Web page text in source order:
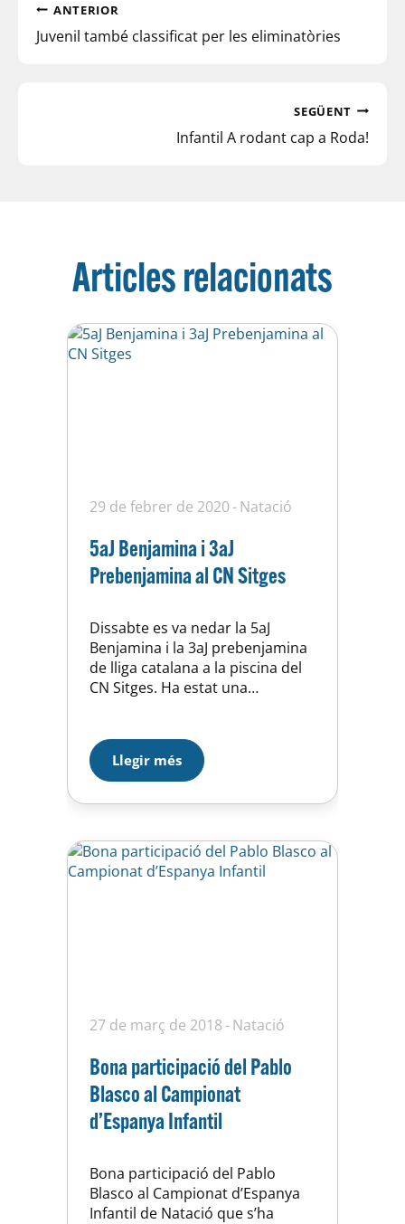
ANTERIOR
Juvenil també classificat per les eliminatòries
SEGÜENT
Infantil A rodant cap a Roda!
Articles relacionats
29 de febrer de 2020 Natació
5aJ Benjamina i 3aJ
Prebenjamina al CN Sitges
Dissabte es va nedar la 5aJ
Benjamina i la 3aJ prebenjamina
de lliga catalana a la piscina del
CN Sitges. Ha estat una
nosaltres i el club organitzador
però també per les bones
marques assolides per aquest
petits esportistes. S’han fet les
esquena, 4x25m…
Llegir més
27 de març de 2018 Natació
Bona participació del Pablo
Blasco al Campionat
d’Espanya Infantil
Bona participació del Pablo
Blasco al Campionat d’Espanya
Infantil de Natació que s’ha